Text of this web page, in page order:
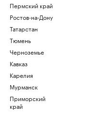
Пермский край
Ростов-на-Дону
Татарстан
Тюмень
Черноземье
Кавказ
Карелия
Мурманск
Приморский
край